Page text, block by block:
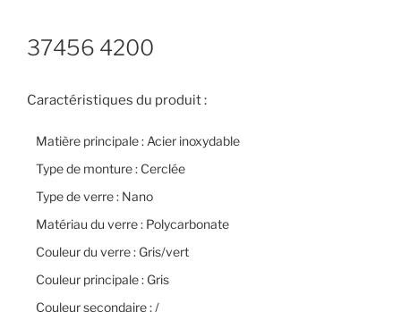
37456 4200
Caractéristiques du produit :
Matière principale : Acier inoxydable
Type de monture : Cerclée
Type de verre : Nano
Matériau du verre : Polycarbonate
Couleur du verre : Gris/vert
Couleur principale : Gris
Couleur secondaire : /